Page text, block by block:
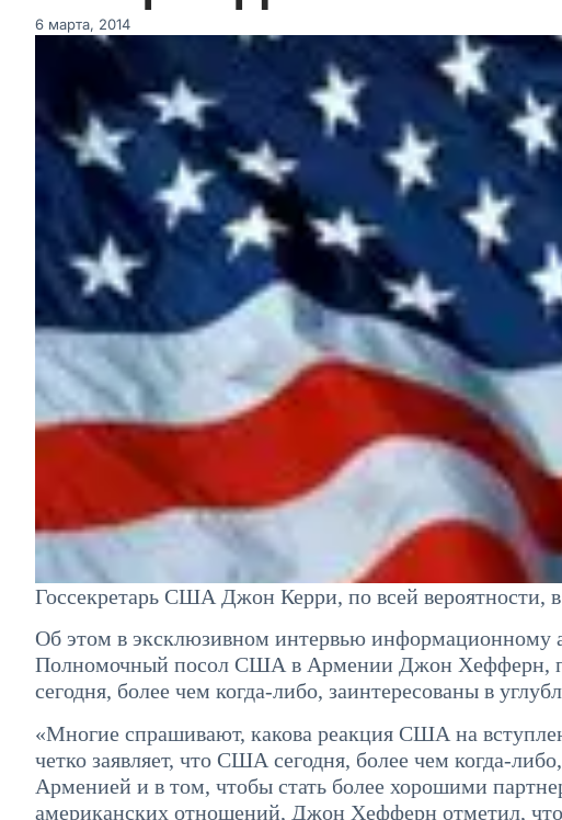
6 марта, 2014
Госсекретарь США Джон Керри, по всей вероятности, в
Об этом в эксклюзивном интервью информационному
Полномочный посол США в Армении Джон Хефферн,
сегодня, более чем когда-либо, заинтересованы в
«Многие спрашивают, какова реакция США на
четко заявляет, что США сегодня, более чем когда-
Арменией и в том, чтобы стать более хорошими
американских отношений, Джон Хефферн отметил,